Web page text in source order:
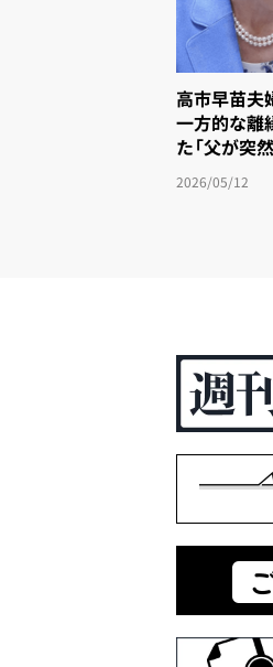
高市早苗夫
一方的な離
た「父が突
2026/05/12